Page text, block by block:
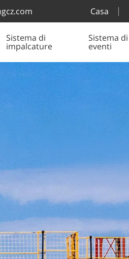
Casa
Sistema di
impalcature
Sistema di
eventi